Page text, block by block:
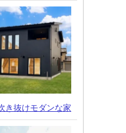
抜けモダンな家